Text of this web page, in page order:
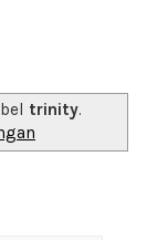
trinity.